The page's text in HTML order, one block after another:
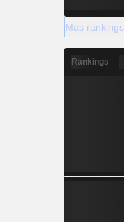
Más rankings
Rankings